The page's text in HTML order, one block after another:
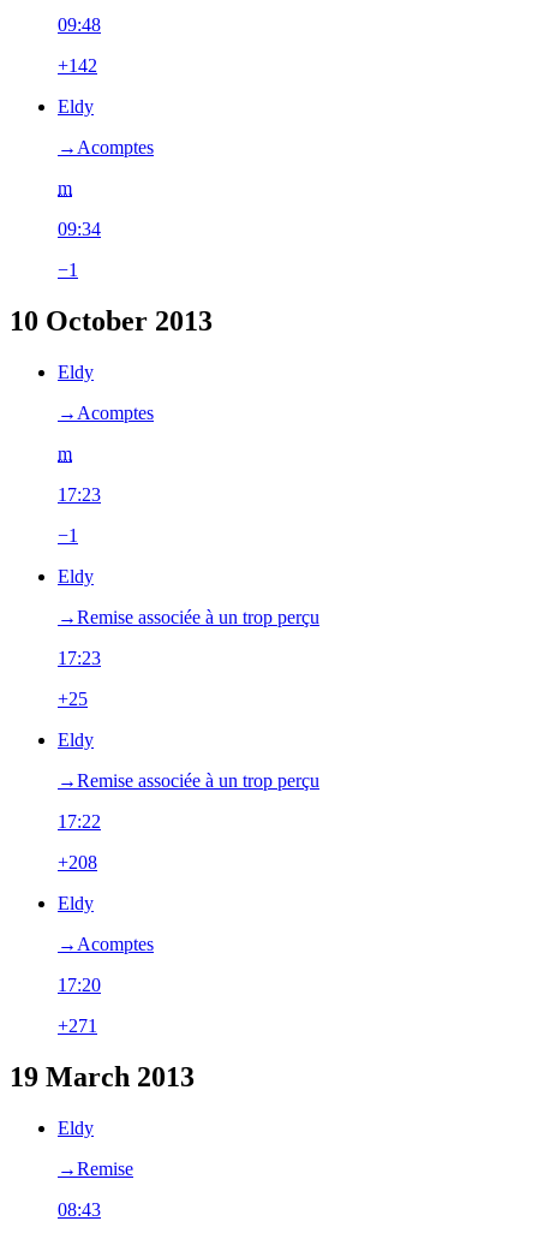
09:48
+142
Eldy
→‎Acomptes
m
09:34
−1
10 October 2013
Eldy
→‎Acomptes
m
17:23
−1
Eldy
→‎Remise associée à un trop perçu
17:23
+25
Eldy
→‎Remise associée à un trop perçu
17:22
+208
Eldy
→‎Acomptes
17:20
+271
19 March 2013
Eldy
→‎Remise
08:43